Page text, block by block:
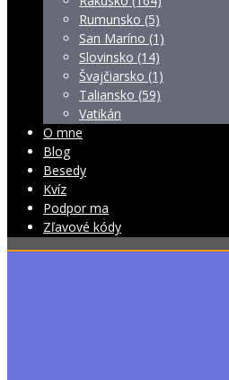
Rumunsko (5)
San Maríno (1)
Slovinsko (14)
Švajčiarsko (1)
Taliansko (59)
Vatikán
O mne
Blog
Besedy
Kvíz
Podpor ma
Zľavové kódy